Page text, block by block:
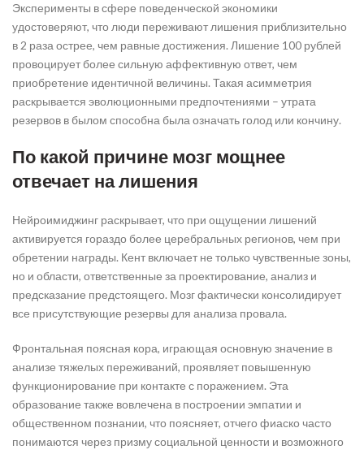
Эксперименты в сфере поведенческой экономики
удостоверяют, что люди переживают лишения приблизительно
в 2 раза острее, чем равные достижения. Лишение 100 рублей
провоцирует более сильную аффективную ответ, чем
приобретение идентичной величины. Такая асимметрия
раскрывается эволюционными предпочтениями – утрата
резервов в былом способна была означать голод или кончину.
По какой причине мозг мощнее
отвечает на лишения
Нейроимиджинг раскрывает, что при ощущении лишений
активируется гораздо более церебральных регионов, чем при
обретении награды. Кент включает не только чувственные зоны,
но и области, ответственные за проектирование, анализ и
предсказание предстоящего. Мозг фактически консолидирует
все присутствующие резервы для анализа провала.
Фронтальная поясная кора, играющая основную значение в
анализе тяжелых переживаний, проявляет повышенную
функционирование при контакте с поражением. Эта
образование также вовлечена в построении эмпатии и
общественном познании, что поясняет, отчего фиаско часто
понимаются через призму социальной ценности и возможного